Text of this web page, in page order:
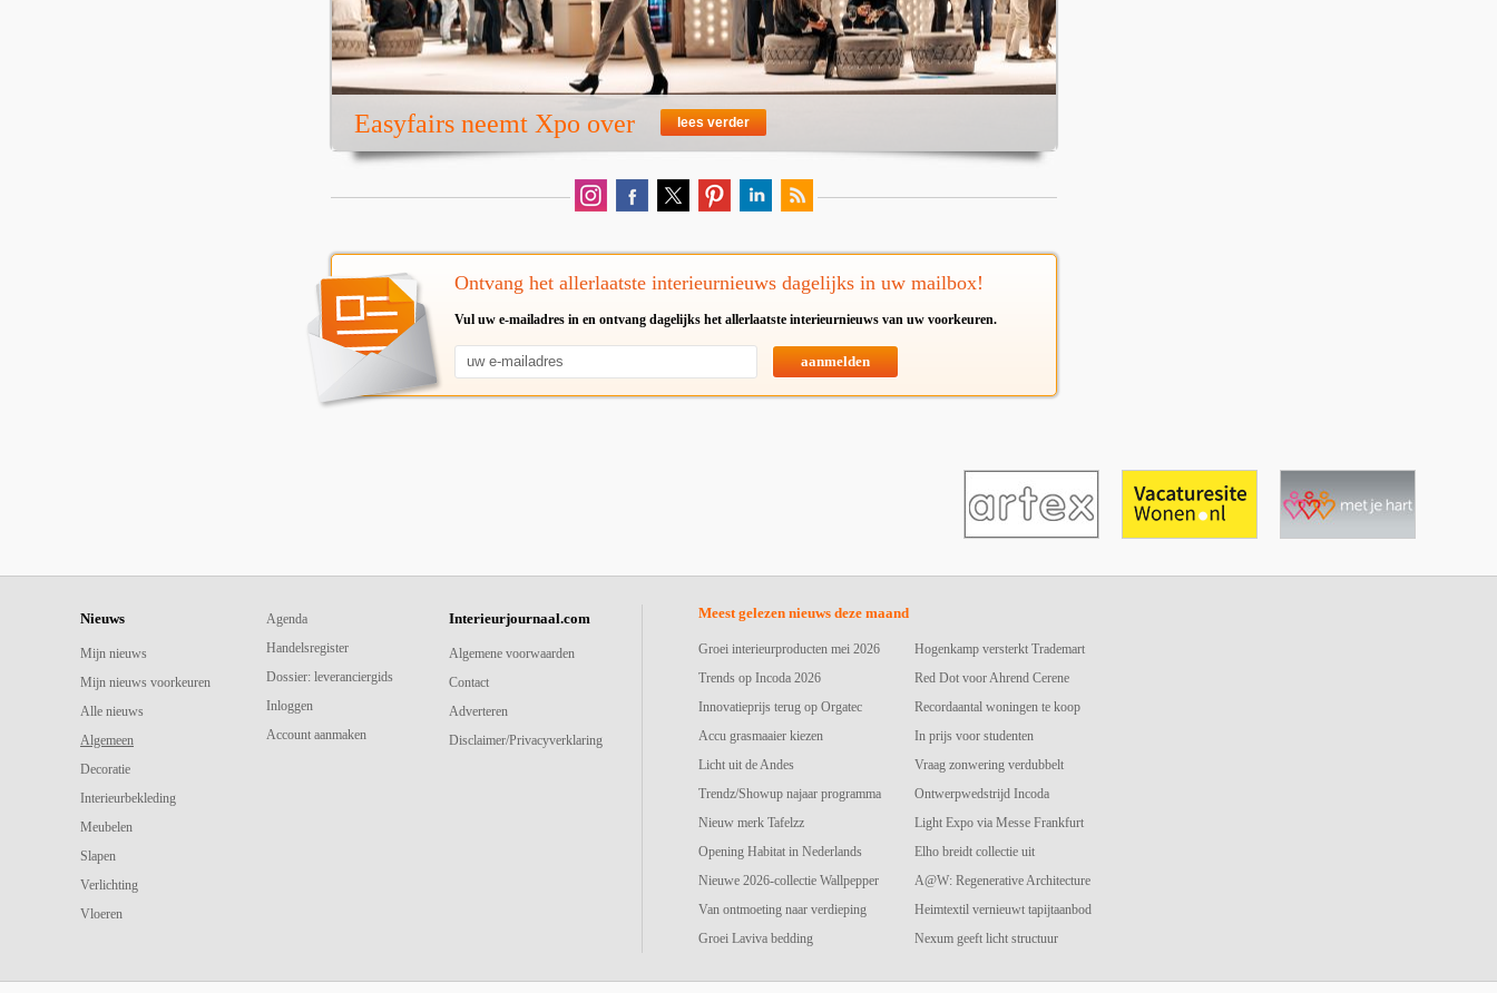
Easyfairs neemt Xpo over lees verder
Ontvang het allerlaatste interieurnieuws dagelijks in uw mailbox!
Vul uw e-mailadres in en ontvang dagelijks het allerlaatste interieurnieuws van uw voorkeuren.
aanmelden
Nieuws
Mijn nieuws
Mijn nieuws voorkeuren
Alle nieuws
Algemeen
Decoratie
Interieurbekleding
Meubelen
Slapen
Verlichting
Vloeren
Agenda
Handelsregister
Dossier: leveranciergids
Inloggen
Account aanmaken
Interieurjournaal.com
Algemene voorwaarden
Contact
Adverteren
Disclaimer/Privacyverklaring
Meest gelezen nieuws deze maand
Groei interieurproducten mei 2026
Trends op Incoda 2026
Innovatieprijs terug op Orgatec
Accu grasmaaier kiezen
Licht uit de Andes
Trendz/Showup najaar programma
Nieuw merk Tafelzz
Opening Habitat in Nederlands
Nieuwe 2026-collectie Wallpepper
Van ontmoeting naar verdieping
Groei Laviva bedding
Hogenkamp versterkt Trademart
Red Dot voor Ahrend Cerene
Recordaantal woningen te koop
In prijs voor studenten
Vraag zonwering verdubbelt
Ontwerpwedstrijd Incoda
Light Expo via Messe Frankfurt
Elho breidt collectie uit
A@W: Regenerative Architecture
Heimtextil vernieuwt tapijtaanbod
Nexum geeft licht structuur